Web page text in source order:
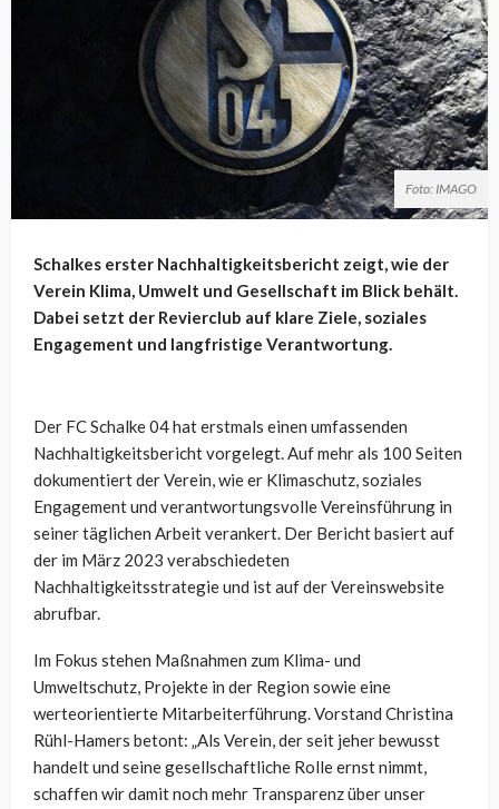
Foto: IMAGO
Schalkes erster Nachhaltigkeitsbericht zeigt, wie der
Verein Klima, Umwelt und Gesellschaft im Blick behält.
Dabei setzt der Revierclub auf klare Ziele, soziales
Engagement und langfristige Verantwortung.
Der FC Schalke 04 hat erstmals einen umfassenden
Nachhaltigkeitsbericht vorgelegt. Auf mehr als 100 Seiten
dokumentiert der Verein, wie er Klimaschutz, soziales
Engagement und verantwortungsvolle Vereinsführung in
seiner täglichen Arbeit verankert. Der Bericht basiert auf
der im März 2023 verabschiedeten
Nachhaltigkeitsstrategie und ist auf der Vereinswebsite
abrufbar.
Im Fokus stehen Maßnahmen zum Klima- und
Umweltschutz, Projekte in der Region sowie eine
werteorientierte Mitarbeiterführung. Vorstand Christina
Rühl-Hamers betont: „Als Verein, der seit jeher bewusst
handelt und seine gesellschaftliche Rolle ernst nimmt,
schaffen wir damit noch mehr Transparenz über unser